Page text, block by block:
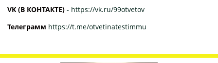
VK (В КОНТАКТЕ) - https://vk.ru/99otvetov
Телеграмм https://t.me/otvetinatestimmu